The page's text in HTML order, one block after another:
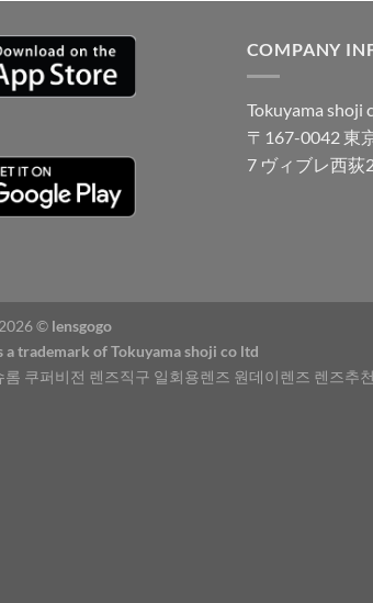
COMPANY
Tokuyama shoji
〒167-0042 東
7 ヴィブレ西荻
© lensgogo
a trademark of Tokuyama shoji co ltd
롬 쿠퍼비전 렌즈직구 일회용렌즈 원데이렌즈 렌즈추천